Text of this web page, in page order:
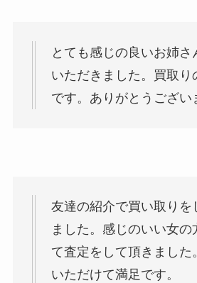
とても感じの良いお姉さ
いただきました。買取り
です。ありがとうござい
友達の紹介で買い取りを
ました。感じのいい女の
て査定をして頂きました
いただけて満足です。